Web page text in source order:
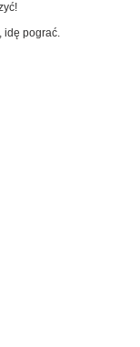
idę pograć.